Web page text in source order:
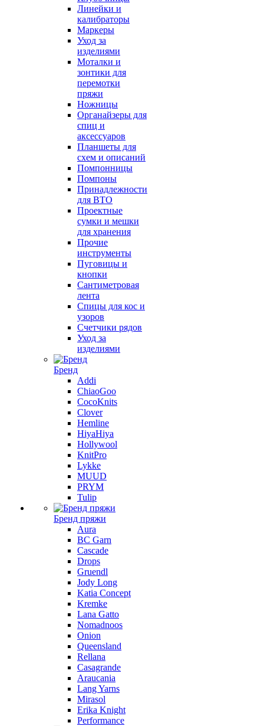
Линейки и
калибраторы
Маркеры
Уход за
изделиями
Моталки и
зонтики для
перемотки
пряжи
Ножницы
Органайзеры для
спиц и
аксессуаров
Планшеты для
схем и описаний
Помпонницы
Помпоны
Принадлежности
для ВТО
Проектные
сумки и мешки
для хранения
Прочие
инструменты
Пуговицы и
кнопки
Сантиметровая
лента
Спицы для кос и
узоров
Счетчики рядов
Уход за
изделиями
Бренд
Addi
ChiaoGoo
CocoKnits
Clover
Hemline
HiyaHiya
Hollywool
KnitPro
Lykke
MUUD
PRYM
Tulip
Бренд пряжи
Aura
BC Garn
Cascade
Drops
Gruendl
Jody Long
Katia Concept
Kremke
Lana Gatto
Nomadnoos
Onion
Queensland
Rellana
Casagrande
Araucania
Lang Yarns
Mirasol
Erika Knight
Performance